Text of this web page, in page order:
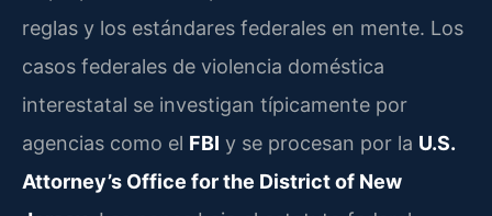
reglas y los estándares federales en mente. Los
casos federales de violencia doméstica
interestatal se investigan típicamente por
agencias como el FBI y se procesan por la U.S.
Attorney’s Office for the District of New